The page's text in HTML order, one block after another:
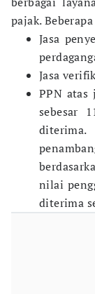
pajak.
Jasa
Jasa
PPN atas
sebesar
nilai
diterima